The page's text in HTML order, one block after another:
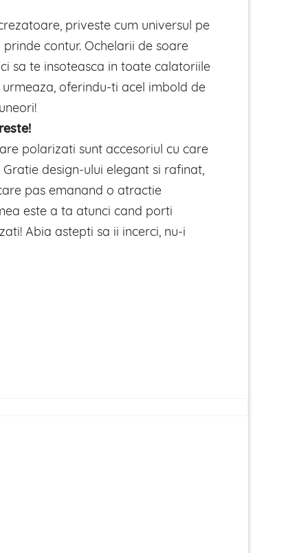
priveste cum universul pe
contur. Ochelarii de soare
sa te insoteasca in toate calatoriile
oferindu-ti acel imbold de
polarizati sunt accesoriul cu care
design-ului elegant si rafinat,
pas emanand o atractie
este a ta atunci cand porti
Abia astepti sa ii incerci, nu-i